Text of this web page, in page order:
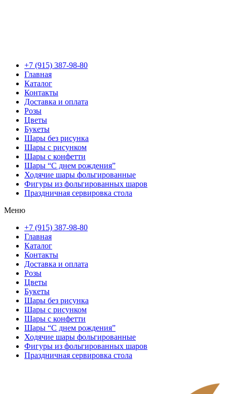
+7 (915) 387-98-80
Главная
Каталог
Контакты
Доставка и оплата
Розы
Цветы
Букеты
Шары без рисунка
Шары с рисунком
Шары с конфетти
Шары “С днем рождения”
Ходячие шары фольгированные
Фигуры из фольгированных шаров
Праздничная сервировка стола
Меню
+7 (915) 387-98-80
Главная
Каталог
Контакты
Доставка и оплата
Розы
Цветы
Букеты
Шары без рисунка
Шары с рисунком
Шары с конфетти
Шары “С днем рождения”
Ходячие шары фольгированные
Фигуры из фольгированных шаров
Праздничная сервировка стола